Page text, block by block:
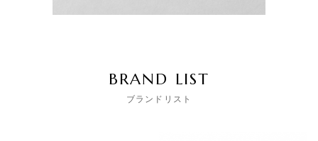
BRAND LIST
ブランドリスト